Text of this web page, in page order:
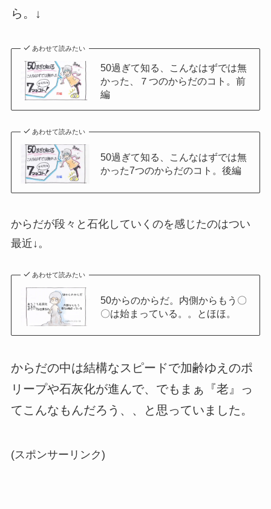
ら。↓
あわせて読みたい
50過ぎて知る、こんなはずでは無
かった、７つのからだのコト。前
編
あわせて読みたい
50過ぎて知る、こんなはずでは無
かった7つのからだのコト。後編
からだが段々と石化していくのを感じたのはつい
最近↓。
あわせて読みたい
50からのからだ。内側からもう〇
〇は始まっている。。とほほ。
からだの中は結構なスピードで加齢ゆえのポ
リープや石灰化が進んで、でもまぁ『老』っ
てこんなもんだろう、、と思っていました。
(スポンサーリンク)